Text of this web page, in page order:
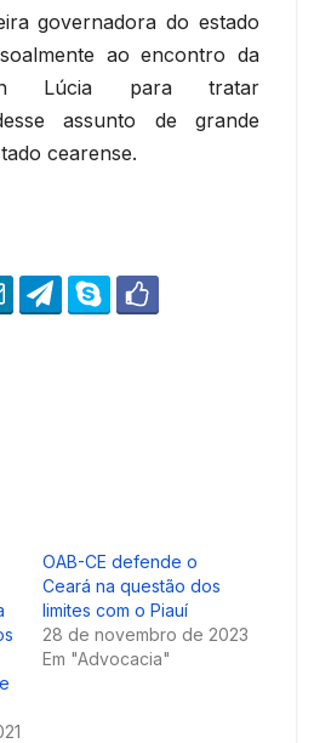
governadora do estado
ao encontro da
Lúcia para tratar
assunto de grande
cearense.
OAB-CE defende o
Ceará na questão dos
limites com o Piauí
28 de novembro de 2023
Em "Advocacia"